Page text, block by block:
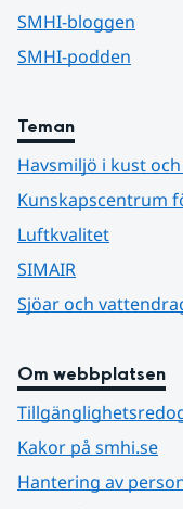
SMHI-bloggen
SMHI-podden
Teman
Havsmiljö i kust
Kunskapscentrum
Luftkvalitet
SIMAIR
Sjöar och
Om webbplatsen
Kakor på smhi.se
Hantering av